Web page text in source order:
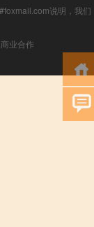
说明，我们
业合作